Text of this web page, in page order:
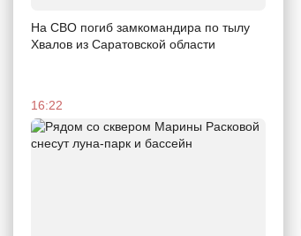
На СВО погиб замкомандира по тылу
Хвалов из Саратовской области
16:22